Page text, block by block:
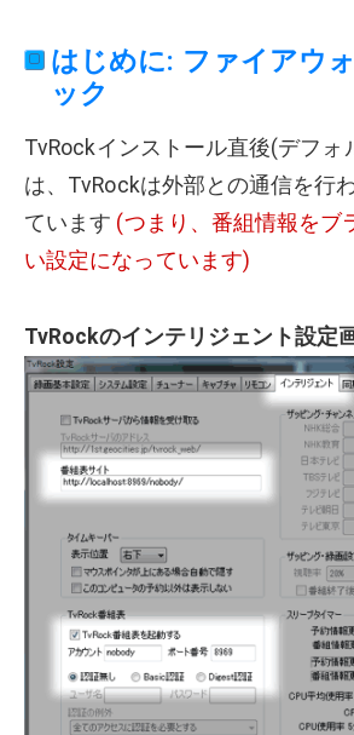
はじめに: ファイアウ
ック
TvRockインストール直後(デフォ
は、TvRockは外部との通信を行
ています (つまり、番組情報をブ
い設定になっています)
TvRockのインテリジェント設定